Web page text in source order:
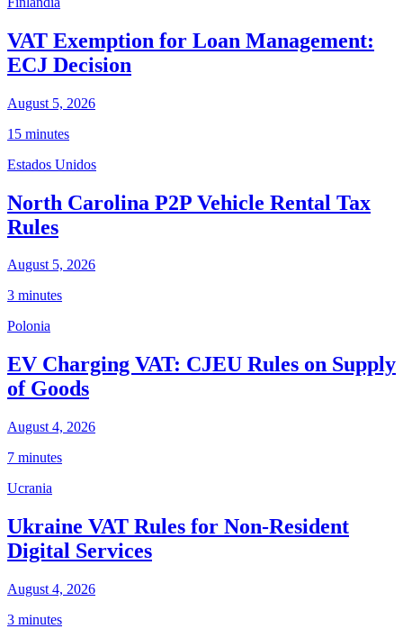
VAT Exemption for Loan Management:
ECJ Decision
August 5, 2026
15 minutes
Estados Unidos
North Carolina P2P Vehicle Rental Tax
Rules
August 5, 2026
3 minutes
Polonia
EV Charging VAT: CJEU Rules on Supply
of Goods
August 4, 2026
7 minutes
Ucrania
Ukraine VAT Rules for Non-Resident
Digital Services
August 4, 2026
3 minutes